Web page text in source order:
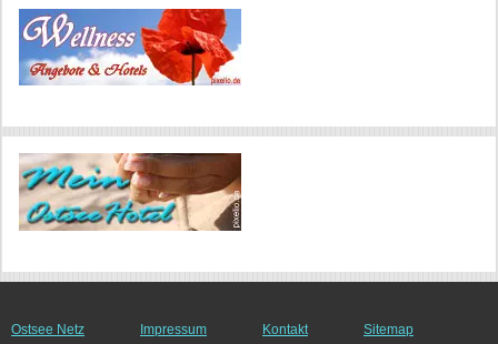
Ostsee Netz Impressum Kontakt Sitemap